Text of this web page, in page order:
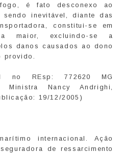
é fato desconexo ao
inevitável, diante das
constitui-se em
maior, excluindo-se a
danos causados ao dono
provido.
no REsp: 772620 MG
Ministra Nancy Andrighi,
19/12/2005)
internacional. Ação
de ressarcimento